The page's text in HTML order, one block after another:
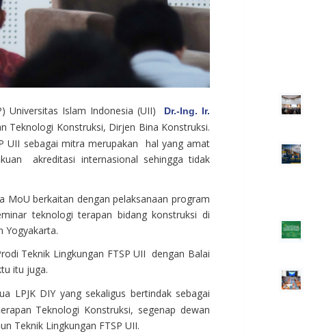
Universitas Islam Indonesia (UII)
Dr.-Ing. Ir.
Teknologi Konstruksi, Dirjen Bina Konstruksi.
UII sebagai mitra merupakan hal yang amat
akreditasi internasional sehingga tidak
MoU berkaitan dengan pelaksanaan program
teknologi terapan bidang konstruksi di
Yogyakarta.
Teknik Lingkungan FTSP UII dengan Balai
itu juga.
LPJK DIY yang sekaligus bertindak sebagai
Teknologi Konstruksi, segenap dewan
Teknik Lingkungan FTSP UII.